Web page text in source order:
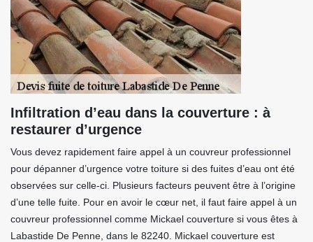
Infiltration d’eau dans la couverture : à
restaurer d’urgence
Vous devez rapidement faire appel à un couvreur professionnel
pour dépanner d’urgence votre toiture si des fuites d’eau ont été
observées sur celle-ci. Plusieurs facteurs peuvent être à l’origine
d’une telle fuite. Pour en avoir le cœur net, il faut faire appel à un
couvreur professionnel comme Mickael couverture si vous êtes à
Labastide De Penne, dans le 82240. Mickael couverture est